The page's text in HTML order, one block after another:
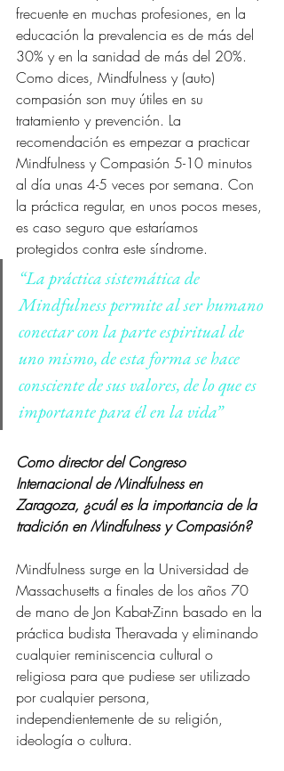
frecuente en muchas profesiones, en la
educación la prevalencia es de más del
30% y en la sanidad de más del 20%.
Como dices, Mindfulness y (auto)
compasión son muy útiles en su
tratamiento y prevención. La
recomendación es empezar a practicar
Mindfulness y Compasión 5-10 minutos
al día unas 4-5 veces por semana. Con
la práctica regular, en unos pocos meses,
es caso seguro que estaríamos
protegidos contra este síndrome.
“La práctica sistemática de
Mindfulness permite al ser humano
conectar con la parte espiritual de
uno mismo, de esta forma se hace
consciente de sus valores, de lo que es
importante para él en la vida”
Como director del Congreso
Internacional de Mindfulness en
Zaragoza, ¿cuál es la importancia de la
tradición en Mindfulness y Compasión?
Mindfulness surge en la Universidad de
Massachusetts a finales de los años 70
de mano de Jon Kabat-Zinn basado en la
práctica budista Theravada y eliminando
cualquier reminiscencia cultural o
religiosa para que pudiese ser utilizado
por cualquier persona,
independientemente de su religión,
ideología o cultura.